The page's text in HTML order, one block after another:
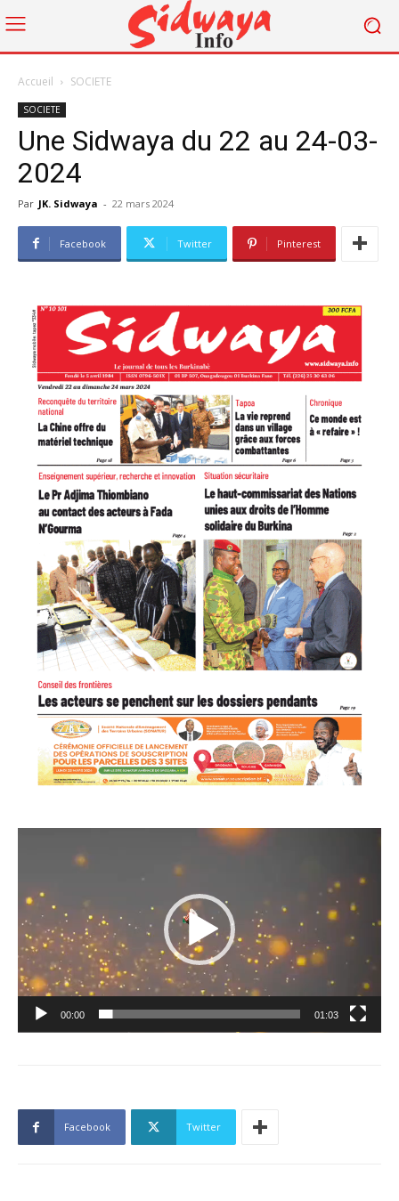
Accueil SOCIETE
SOCIETE
Une Sidwaya du 22 au 24-03-
2024
Par JK. Sidwaya - 22 mars 2024
Facebook Twitter Pinterest
Lecteur
00:00 01:03
Facebook Twitter